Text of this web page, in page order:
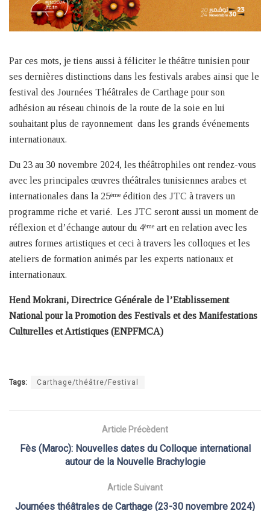
Par ces mots, je tiens aussi à féliciter le théâtre tunisien pour
ses dernières distinctions dans les festivals arabes ainsi que le
festival des Journées Théâtrales de Carthage pour son
adhésion au réseau chinois de la route de la soie en lui
souhaitant plus de rayonnement dans les grands événements
internationaux.
Du 23 au 30 novembre 2024, les théâtrophiles ont rendez-vous
avec les principales œuvres théâtrales tunisiennes arabes et
internationales dans la 25ème édition des JTC à travers un
programme riche et varié. Les JTC seront aussi un moment de
réflexion et d’échange autour du 4ème art en relation avec les
autres formes artistiques et ceci à travers les colloques et les
ateliers de formation animés par les experts nationaux et
internationaux.
Hend Mokrani, Directrice Générale de l’Etablissement
National pour la Promotion des Festivals et des Manifestations
Culturelles et Artistiques (ENPFMCA)
Tags: Carthage/théâtre/Festival
Article Précèdent
Fès (Maroc): Nouvelles dates du Colloque international
autour de la Nouvelle Brachylogie
Article Suivant
Journées théâtrales de Carthage (23-30 novembre 2024)